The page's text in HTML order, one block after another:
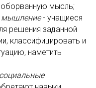
оборванную мысль;
мышление- учащиеся
решения заданной
классифицировать и
наметить